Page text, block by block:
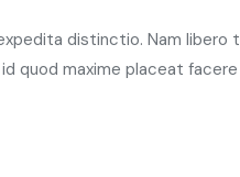
distinctio. Nam libero
quod maxime placeat